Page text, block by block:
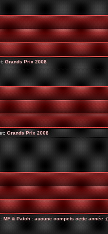
Grands Prix 2008
Grands Prix 2008
MF & Patch : aucune compets cette année :(